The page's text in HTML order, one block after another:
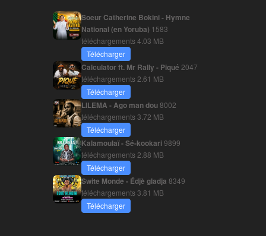
Soeur Catherine Bokini - Hymne
National (en Yoruba) 1583
téléchargements4.03 MB
Télécharger
Calculator ft. Mr Rally - Piqué 2047
téléchargements 2.61 MB
Télécharger
LILEMA - Ago man dou8002
téléchargements3.72 MB
Télécharger
Kalamoulaï - Sé-kookari9899
téléchargements 2.88 MB
Télécharger
Swite Monde - Édjè gladja 8349
téléchargements3.81 MB
Télécharger